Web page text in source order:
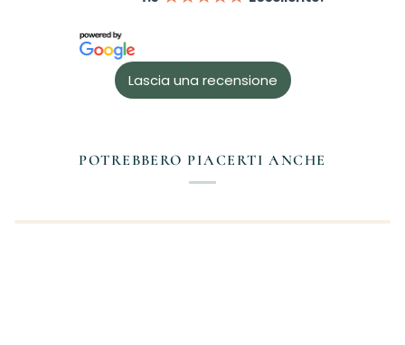
Lascia una recensione
POTREBBERO PIACERTI ANCHE
Accesso richiesto
Accedi al tuo account per aggiungere prodotti alla tua lista
dei desideri e visualizzare gli articoli salvati in precedenza.